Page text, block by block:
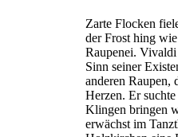
Zarte Flocken
der Frost hing
Raupenei.
Sinn seiner
anderen Raupen,
Herzen. Er
Klingen bringen
erwächst im